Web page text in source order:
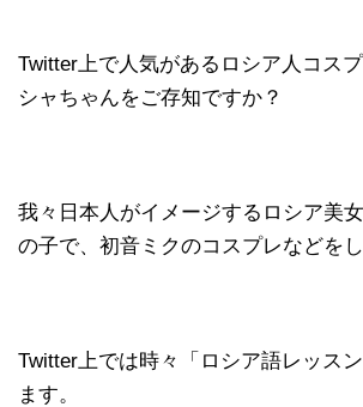
Twitter上で人気があるロシア人コス
シャちゃんをご存知ですか？
我々日本人がイメージするロシア美
の子で、初音ミクのコスプレなどをし
Twitter上では時々「ロシア語レッス
ます。